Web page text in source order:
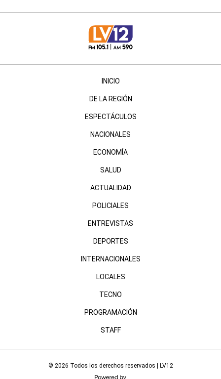
INICIO
DE LA REGIÓN
ESPECTÁCULOS
NACIONALES
ECONOMÍA
SALUD
ACTUALIDAD
POLICIALES
ENTREVISTAS
DEPORTES
INTERNACIONALES
LOCALES
TECNO
PROGRAMACIÓN
STAFF
© 2026 Todos los derechos reservados | LV12